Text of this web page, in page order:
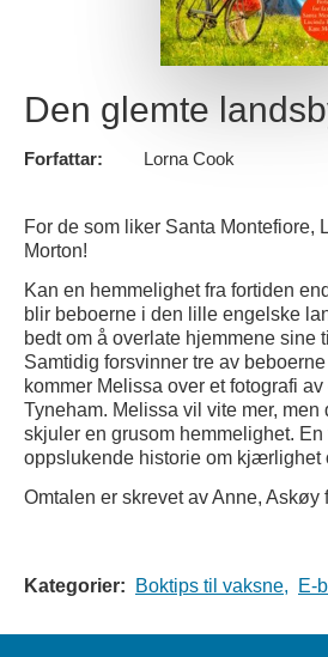
Den glemte
Forfattar: Lorna Cook
For de som liker Santa Montefiore,
Morton!
Kan en hemmelighet fra fortiden
blir beboerne i den lille engelske
bedt om å overlate hjemmene sine
Samtidig forsvinner tre av
kommer Melissa over et fotografi
Tyneham. Melissa vil vite mer,
skjuler en grusom hemmelighet.
oppslukende historie om kjærlighet
Omtalen er skrevet av Anne, Askøy
Kategorier: Boktips til vaksne, E-